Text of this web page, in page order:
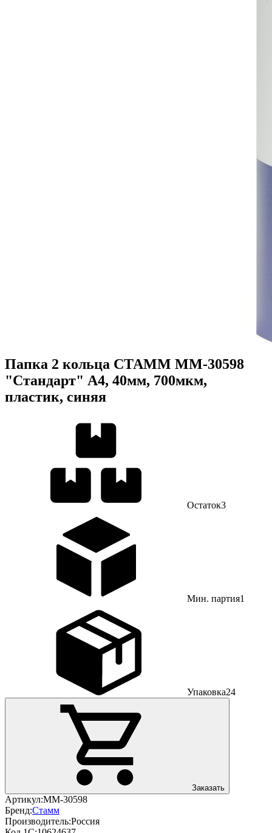
Папка 2 кольца СТАММ ММ-30598
"Стандарт" А4, 40мм, 700мкм,
пластик, синяя
Остаток3
Мин. партия1
Упаковка24
Заказать
Артикул:ММ-30598
Бренд:Стамм
Производитель:Россия